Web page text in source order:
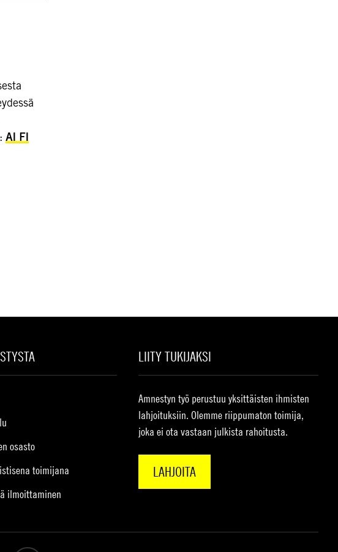
AI FI
osasto
toimijana
ilmoittaminen
LIITY TUKIJAKSI
Amnestyn työ perustuu yksittäisten ihmisten
lahjoituksiin. Olemme riippumaton toimija,
joka ei ota vastaan julkista rahoitusta.
LAHJOITA